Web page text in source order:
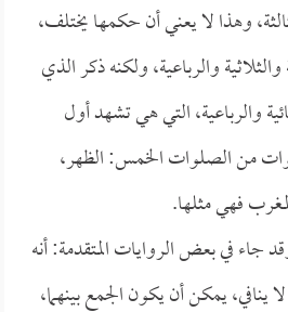
وهذا لا يعني أن حكمها يختلف،
والرباعية، ولكنه ذكر الذي
والرباعية، التي هي تشهد أول
من الصلوات الخمس: الظهر،
فهي مثلها.
جاء في بعض الروايات المتقدمة: أنه
يمكن أن يكون الجمع بينهما،